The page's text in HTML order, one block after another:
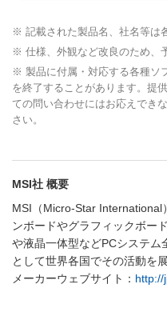
※ 記載された製品名、社名等は
※ 仕様、外観など改良のため、
※ 製品に付属・対応する各種ソ
を終了することがあります。提
ての問い合わせにはお応えでき
さい。
MSI社 概要
MSI（Micro-Star International
ンボードやグラフィックボー
や液晶一体型などPCシステム
として世界各国でその活動を
メーカーウェブサイト： http://